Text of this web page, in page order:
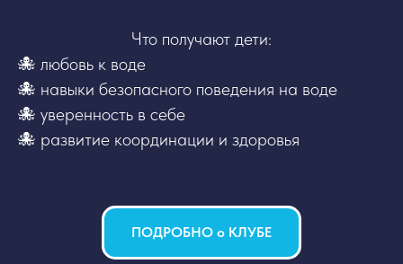
Что получают дети:
🐙 любовь к воде
🐙 навыки безопасного поведения на воде
🐙 уверенность в себе
🐙 развитие координации и здоровья
ПОДРОБНО о КЛУБЕ